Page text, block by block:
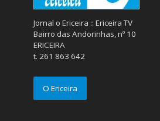
Jornal o Ericeira :: Ericeira TV
Bairro das Andorinhas, nº 10
ERICEIRA
t. 261 863 642
O Ericeira